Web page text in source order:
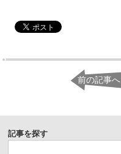
前の記事へ
記事を探す